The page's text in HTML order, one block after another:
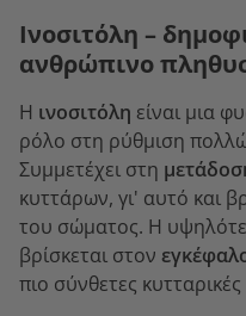
Ινοσιτόλη –
ανθρώπινο
Η ινοσιτόλη είναι μια
ρόλο στη ρύθμιση
Συμμετέχει στη
κυττάρων, γι' αυτό και
του σώματος. Η
βρίσκεται στον
πιο σύνθετες κυτταρικές